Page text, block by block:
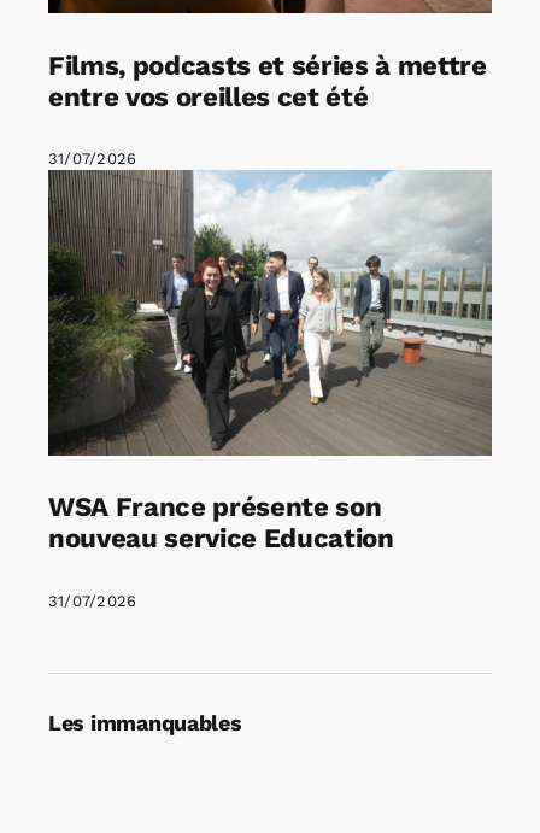
Films, podcasts et séries à mettre
entre vos oreilles cet été
31/07/2026
WSA France présente son
nouveau service Education
31/07/2026
Les immanquables